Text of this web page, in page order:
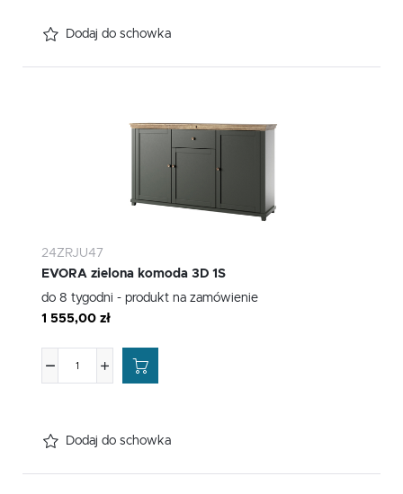
Dodaj do schowka
24ZRJU47
EVORA zielona komoda 3D 1S
do 8 tygodni - produkt na zamówienie
1 555,00 zł
Dodaj do schowka